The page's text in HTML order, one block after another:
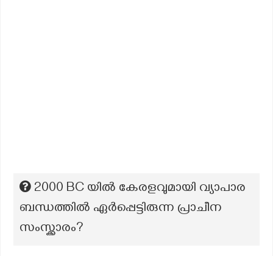
2000 BC യിൽ കേരളവുമായി വ്യാപാര
ബന്ധത്തിൽ ഏർപ്പെട്ടിരുന്ന പ്രാചീന
സംസ്ക്കാരം?